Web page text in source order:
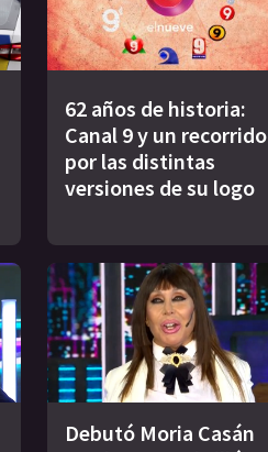
62 años de historia:
Canal 9 y un recorrido
por las distintas
versiones de su logo
Debutó Moria Casán